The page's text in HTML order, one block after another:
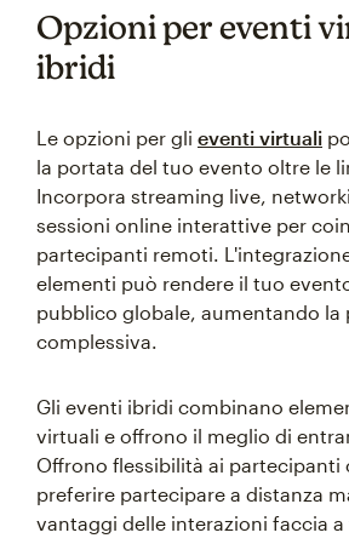
Opzioni per eventi
ibridi
Le opzioni per gli eventi virtuali
la portata del tuo evento oltre le
Incorpora streaming live,
sessioni online interattive per
partecipanti remoti.
elementi può rendere il tuo
pubblico globale, aumentando la
complessiva.
Gli eventi ibridi combinano
virtuali e offrono il meglio di
Offrono flessibilità ai partecipanti
preferire partecipare a distanza
vantaggi delle interazioni faccia